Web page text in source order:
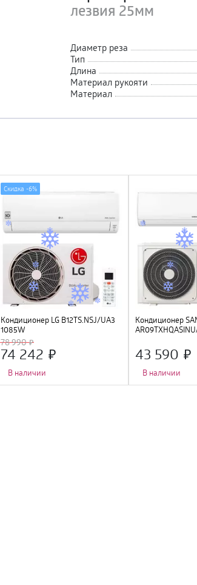
лезвия 25мм
Диаметр реза
Тип
Длина
Материал рукояти
Материал
Кондиционер LG B12TS.NSJ/UA3
1085W
78 990
74 242
В наличии
Скидка -6%
Кондиционер
43 590
В наличии